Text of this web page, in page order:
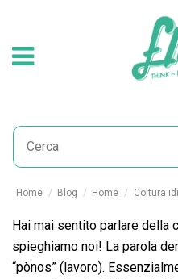
Home Blog Home Coltura
Hai mai sentito parlare della
spieghiamo noi! La parola
“pònos” (lavoro).